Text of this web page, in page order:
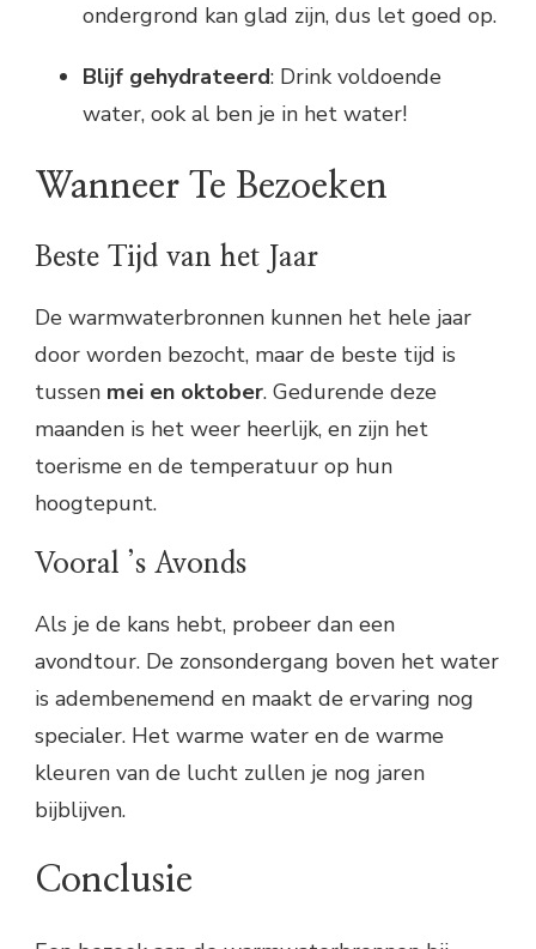
ondergrond kan glad zijn, dus let goed op.
Blijf gehydrateerd: Drink voldoende
water, ook al ben je in het water!
Wanneer Te Bezoeken
Beste Tijd van het Jaar
De warmwaterbronnen kunnen het hele jaar
door worden bezocht, maar de beste tijd is
tussen mei en oktober. Gedurende deze
maanden is het weer heerlijk, en zijn het
toerisme en de temperatuur op hun
hoogtepunt.
Vooral ’s Avonds
Als je de kans hebt, probeer dan een
avondtour. De zonsondergang boven het water
is adembenemend en maakt de ervaring nog
specialer. Het warme water en de warme
kleuren van de lucht zullen je nog jaren
bijblijven.
Conclusie